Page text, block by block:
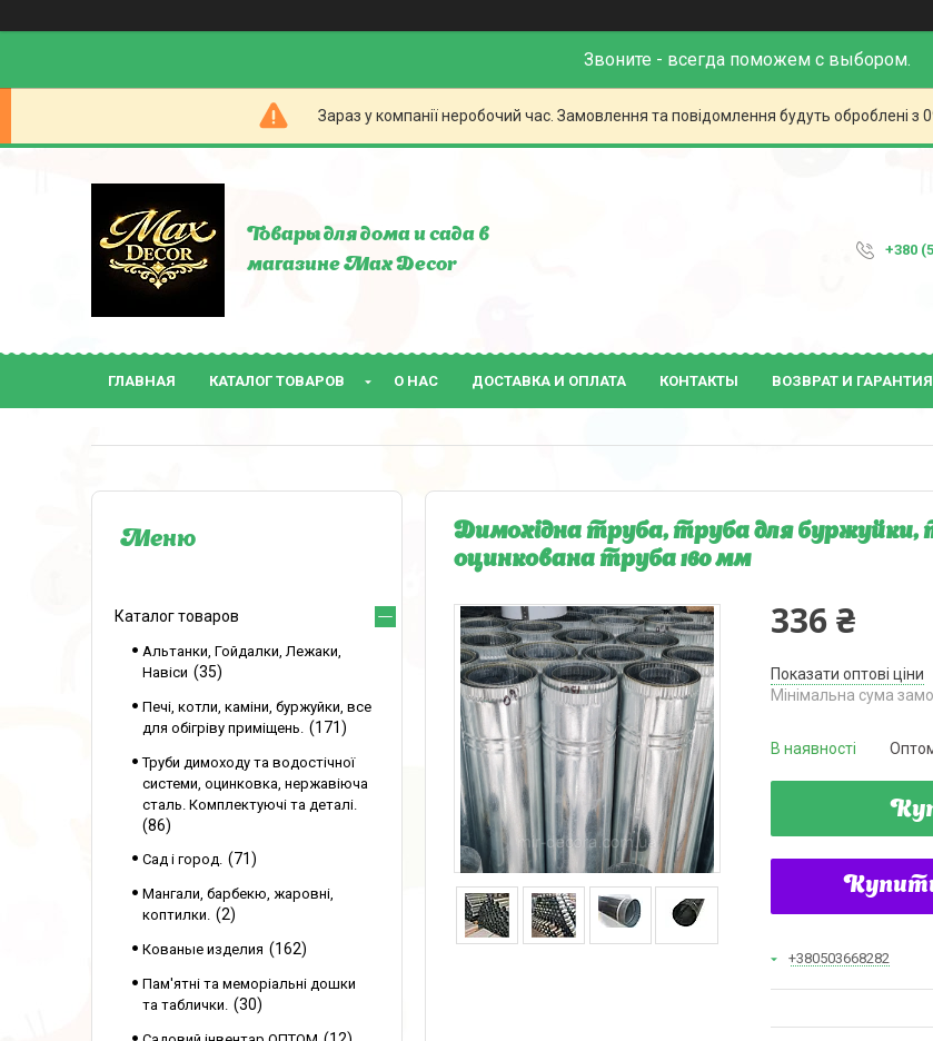
Звоните - всегда поможем с выбором.
Зараз у компанії неробочий час. Замовлення та повідомлення будуть оброблені з
Товары для дома и сада в
магазине Max Decor
+380
ГЛАВНАЯ КАТАЛОГ ТОВАРОВ О НАС ДОСТАВКА И ОПЛАТА КОНТАКТЫ ВОЗВРАТ И ГАРАНТИЯ
Димохідна труба, труба для буржуйки,
оцинкована труба 160 мм
336 ₴
Показати оптові ціни
Мінімальна сума
В наявності
+380503668282
Каталог товаров
Альтанки, Гойдалки, Лежаки,
Навіси
35
Печі, котли, каміни, буржуйки, все
для обігріву приміщень.
171
Труби димоходу та водостічної
системи, оцинковка, нержавіюча
сталь. Комплектуючі та деталі.
86
Сад і город. 71
Мангали, барбекю, жаровні,
коптилки.
2
Кованые изделия 162
Пам'ятні та меморіальні дошки
та таблички.
30